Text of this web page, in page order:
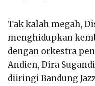
Tak kalah megah,
menghidupkan
dengan orkestra
Andien, Dira
diiringi Bandung